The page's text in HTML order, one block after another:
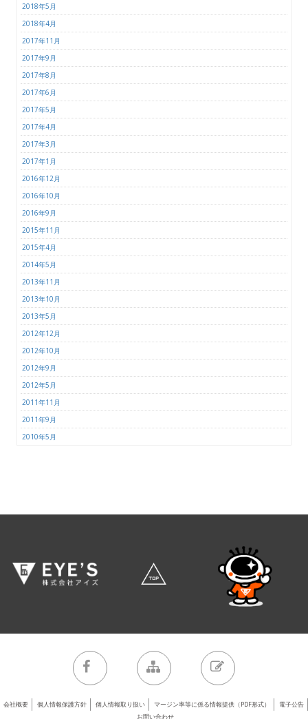
2018年5月
2018年4月
2017年11月
2017年9月
2017年8月
2017年6月
2017年5月
2017年4月
2017年3月
2017年1月
2016年12月
2016年10月
2016年9月
2015年11月
2015年4月
2014年5月
2013年11月
2013年10月
2013年5月
2012年12月
2012年10月
2012年9月
2012年5月
2011年11月
2011年9月
2010年5月
会社概要 個人情報保護方針 個人情報取り扱い マージン率等に係る情報提供（PDF形式）
電子公告
お問い合わせ